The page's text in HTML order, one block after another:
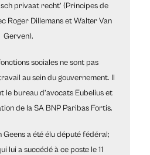
privaat recht’ (Principes de
Roger Dillemans et Walter Van
Gerven).
sociales ne sont pas
au sein du gouvernement. Il
le bureau d’avocats Eubelius et
de la SA BNP Paribas Fortis.
Geens a été élu député fédéral;
lui a succédé à ce poste le 11